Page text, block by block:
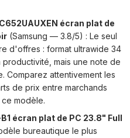
écran plat de
(Samsung — 3.8/5) : Le seul
d'offres : format ultrawide 34
mais une note de
Comparez attentivement les
de prix entre marchands
modèle.
écran plat de PC 23.8" Full
bureautique le plus